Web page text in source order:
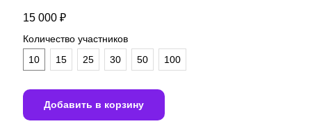
15 000 ₽
Количество участников
10
15 25 30 50 100
Добавить в корзину